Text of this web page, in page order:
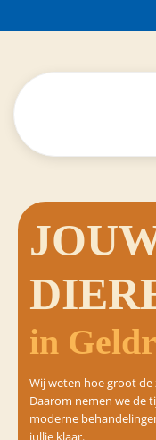
in
Wij weten hoe groot de
Daarom nemen we de
moderne
jullie klaar.